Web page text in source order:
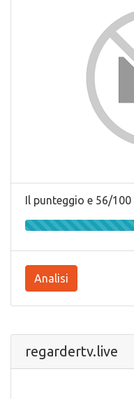
Il punteggio e 56/100
Analisi
regardertv.live